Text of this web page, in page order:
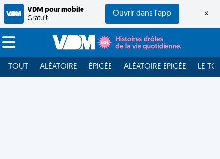
VDM pour mobile
Gratuit
Ouvrir dans l'app ×
TOUT ALÉATOIRE ÉPICÉE ALÉATOIRE ÉPICÉE LE